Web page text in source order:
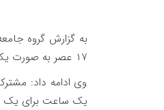
به گزارش گروه
۱۷ عصر به صورت یک روز در میان برای مشترکان خانگی استان یزد اعمال می‌شود.
وی ادامه داد:
یک ساعت برای یک